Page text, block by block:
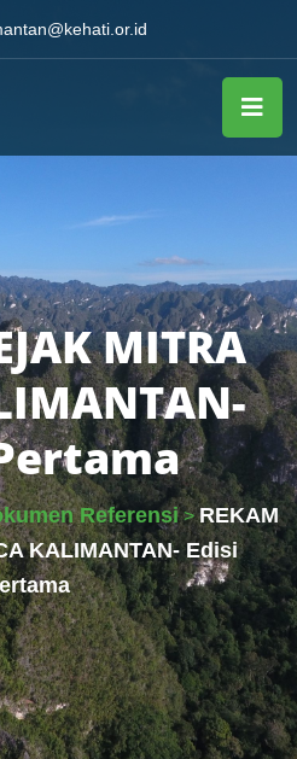
MITRA
Referensi>REKAM
KALIMANTAN- Edisi